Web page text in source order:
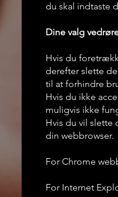
du skal indtaste
Dine valg
Hvis du
derefter slette
til at forhindre
Hvis du ikke
muligvis ikke
Hvis du vil slette
din webbrowser.
For Chrome
For Internet